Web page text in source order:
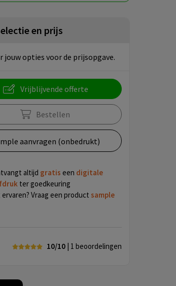
en prijs
jouw opties voor de prijsopgave.
Vrijblijvende offerte
Bestellen
aanvragen (onbedrukt)
altijd gratis een digitale
ter goedkeuring
ervaren? Vraag een product sample
10/10 | 1 beoordelingen